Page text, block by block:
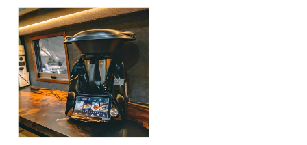
серебристого цвета с
цифровым ЖК-
дисплеем объемом 6
литров двойной